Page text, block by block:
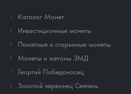
Каталог Монет
Инвестиционные монеты
Памятные и старинные монеты
Монеты и жетоны ЗМД
Георгий Победоносец
Золотой червонец Сеятель